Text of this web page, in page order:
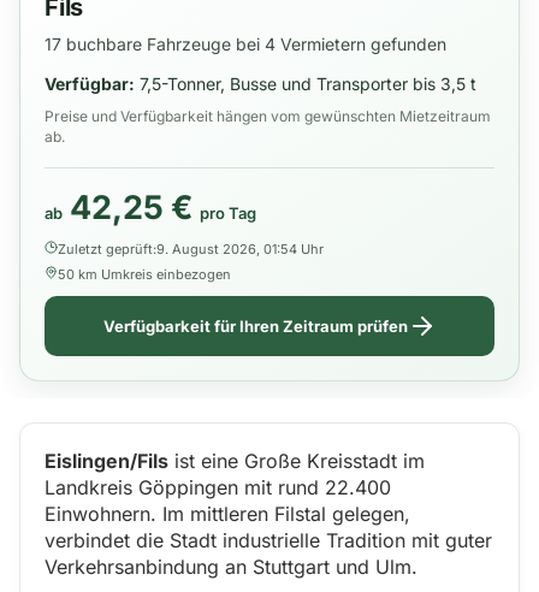
Fils
17 buchbare Fahrzeuge bei 4 Vermietern gefunden
Verfügbar: 7,5-Tonner, Busse und Transporter bis 3,5 t
Preise und Verfügbarkeit hängen vom gewünschten Mietzeitraum
ab.
ab 42,25 € pro Tag
Zuletzt geprüft:9. August 2026, 01:54 Uhr
50 km Umkreis einbezogen
Verfügbarkeit für Ihren Zeitraum prüfen
Eislingen/Fils ist eine Große Kreisstadt im
Landkreis Göppingen mit rund 22.400
Einwohnern. Im mittleren Filstal gelegen,
verbindet die Stadt industrielle Tradition mit guter
Verkehrsanbindung an Stuttgart und Ulm.